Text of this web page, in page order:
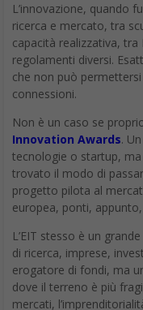
L’innovazione, quando
ricerca e mercato, tra
capacità realizzativa, tra
regolamenti diversi.
che non può
connessioni.
Non è un caso se
Innovation Awards.
tecnologie o startup, ma
trovato il modo di
progetto pilota al
europea, ponti,
L’EIT stesso è un
di ricerca, imprese,
erogatore di fondi, ma
dove il terreno è più
mercati,